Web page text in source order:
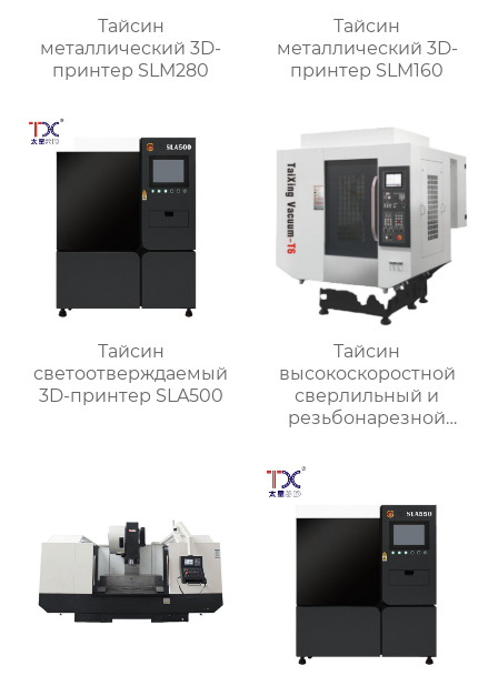
Тайсин
металлический 3D-
принтер SLM280
Тайсин
металлический 3D-
принтер SLM160
Тайсин
светоотверждаемый
3D-принтер SLA500
Тайсин
высокоскоростной
сверлильный и
резьбонарезной